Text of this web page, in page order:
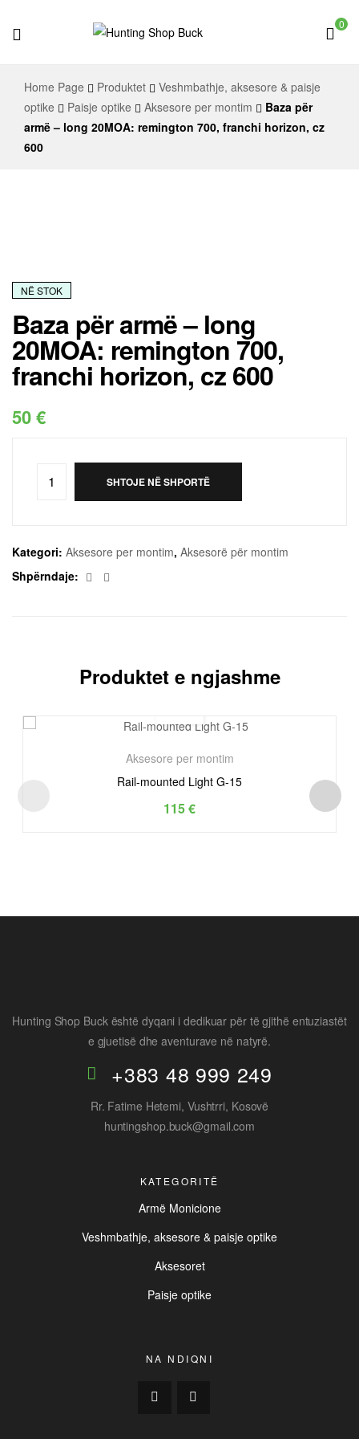
Shop
Buck
0
Home Page Produktet
Veshmbathje, aksesore & paisje
optike
Paisje optike Aksesore per montim
Baza për
armë – long 20MOA: remington 700, franchi horizon, cz
600
NË STOK
Baza për armë – long
20MOA: remington 700,
franchi horizon, cz 600
50€
SHTOJE NË SHPORTË
Kategori: Aksesore per montim, Aksesorë për montim
Shpërndaje:
Facebook
Produktet e ngjashme
Aksesore per montim
Rail-mounted Light G-15
115€
Hunting Shop Buck është dyqani i dedikuar për të gjithë entuziastët
e gjuetisë dhe aventurave në natyrë.
+383 48 999 249
Rr. Fatime Hetemi, Vushtrri, Kosovë
huntingshop.buck@gmail.com
KATEGORITË
Armë Monicione
Veshmbathje, aksesore & paisje optike
Aksesoret
Paisje optike
NA NDIQNI